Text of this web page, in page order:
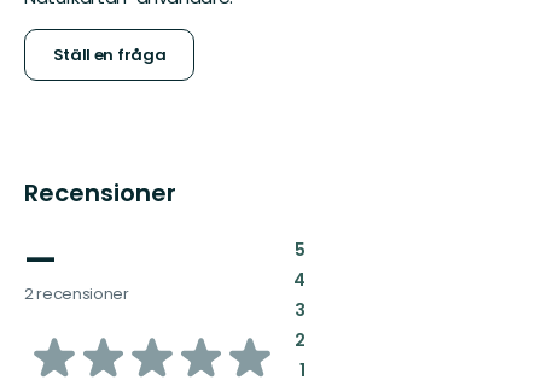
Ställ en fråga
Recensioner
—
2 recensioner
av
5:
4:
3:
2:
1: